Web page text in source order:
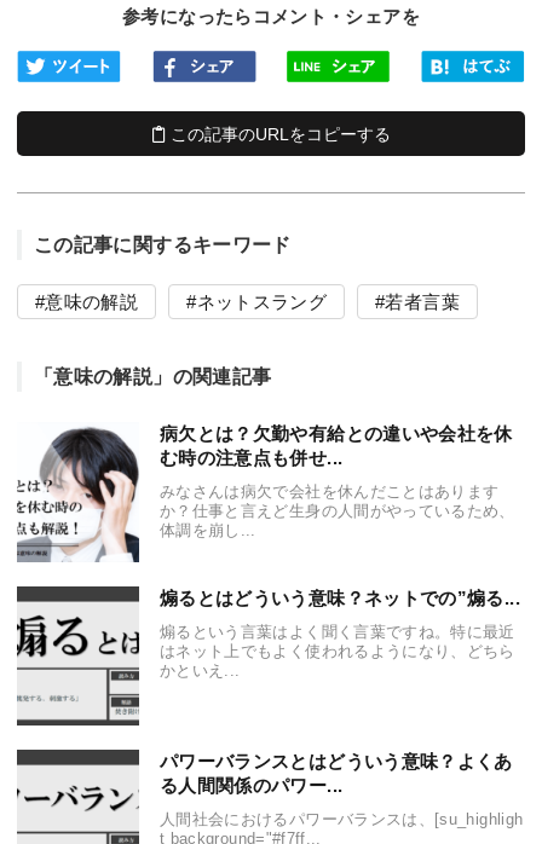
参考になったらコメント・シェアを
この記事のURLをコピーする
この記事に関するキーワード
意味の解説 ネットスラング 若者言葉
「意味の解説」の関連記事
病欠とは？欠勤や有給との違いや会社を休
む時の注意点も併せ...
みなさんは病欠で会社を休んだことはあります
か？仕事と言えど生身の人間がやっているため、
体調を崩し...
煽るとはどういう意味？ネットでの”煽る...
煽るという言葉はよく聞く言葉ですね。特に最近
はネット上でもよく使われるようになり、どちら
かといえ...
パワーバランスとはどういう意味？よくあ
る人間関係のパワー...
人間社会におけるパワーバランスは、[su_highligh
t background="#f7ff...